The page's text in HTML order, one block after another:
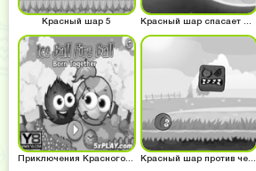
Красный шар 5
Приключения Красного шара Красный шар против черного квадрата